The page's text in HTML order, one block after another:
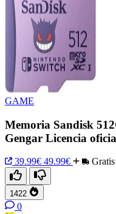
GAME
Memoria Sandisk
Gengar Licencia
39.99€ 49.99€ Gratis
1422
0